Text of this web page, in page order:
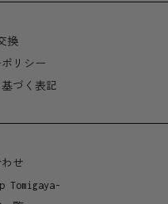
換
リシー
づく表記
せ
Tomigaya-